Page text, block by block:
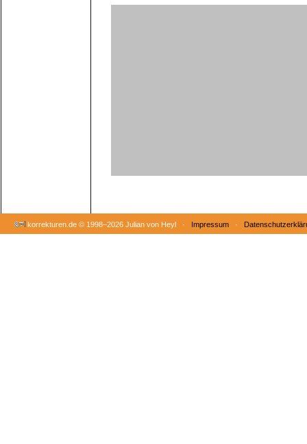
korrekturen.de © 1998–2026 Julian von Heyl · Impressum ·